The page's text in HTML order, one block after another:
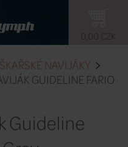
NAVIJÁK